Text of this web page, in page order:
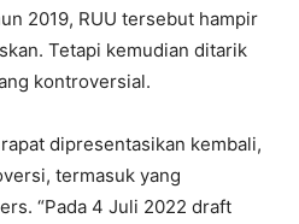
2019, RUU tersebut hampir
Tetapi kemudian ditarik
kontroversial.
dipresentasikan kembali,
termasuk yang
“Pada 4 Juli 2022 draft